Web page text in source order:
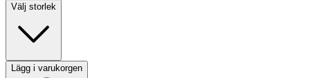
Välj storlek
Lägg i varukorgen